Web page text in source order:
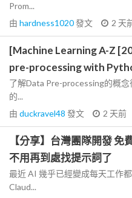
Prom...
由 hardness1020發文 2 天
[Machine Learning A-Z
pre-processing with
了解Data Pre-processing的概
的...
由 duckravel48 發文 2 天前
【分享】台灣團隊開發
不用再到處找提示詞了
最近 AI 幾乎已經變成每天工作
Claud...